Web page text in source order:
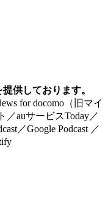
供しております。
for docomo（旧マイ
／auサービスToday／
／Google Podcast ／